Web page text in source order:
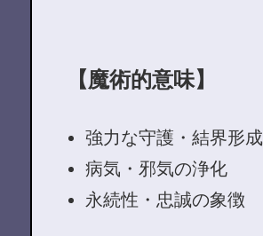
【魔術的意味】
強力な守護・結界形成
病気・邪気の浄化
永続性・忠誠の象徴